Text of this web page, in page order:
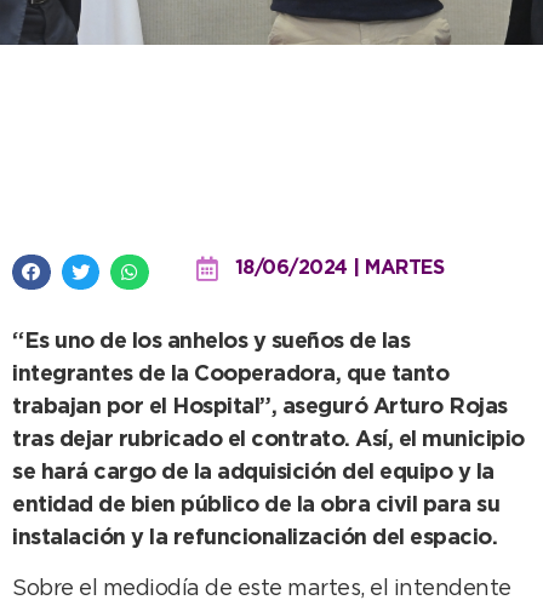
18/06/2024 | MARTES
“Es uno de los anhelos y sueños de las
integrantes de la Cooperadora, que tanto
trabajan por el Hospital”, aseguró Arturo Rojas
tras dejar rubricado el contrato. Así, el municipio
se hará cargo de la adquisición del equipo y la
entidad de bien público de la obra civil para su
instalación y la refuncionalización del espacio.
Sobre el mediodía de este martes, el intendente